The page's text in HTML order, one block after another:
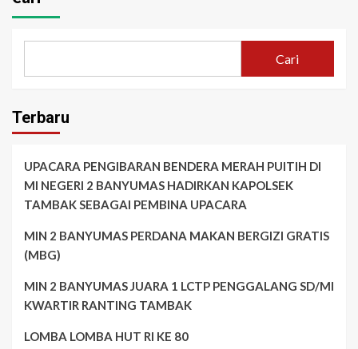
Cari
Terbaru
UPACARA PENGIBARAN BENDERA MERAH PUITIH DI
MI NEGERI 2 BANYUMAS HADIRKAN KAPOLSEK
TAMBAK SEBAGAI PEMBINA UPACARA
MIN 2 BANYUMAS PERDANA MAKAN BERGIZI GRATIS
(MBG)
MIN 2 BANYUMAS JUARA 1 LCTP PENGGALANG SD/MI
KWARTIR RANTING TAMBAK
LOMBA LOMBA HUT RI KE 80